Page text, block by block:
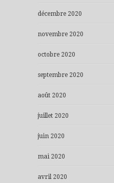
décembre 2020
novembre 2020
octobre 2020
septembre 2020
août 2020
juillet 2020
juin 2020
mai 2020
avril 2020